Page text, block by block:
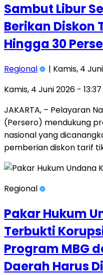
Sambut Libur
Berikan Diskon
Hingga 30
Regional
| Kamis, 4
Kamis, 4 Juni 2026 -
JAKARTA, – Pelayaran
(Persero) mendukung
nasional yang
pemberian diskon tarif
Regional
Pakar Hukum
Terbukti
Program MBG
Daerah Harus